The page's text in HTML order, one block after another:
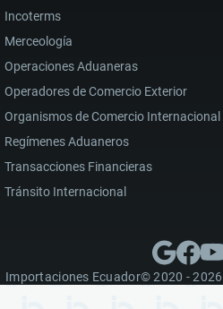
Incoterms
Merceología
Operaciones Aduaneras
Operadores de Comercio Exterior
Organismos de Comercio Internacional
Regímenes Aduaneros
Transacciones Financieras
Tránsito Internacional
Importaciones Ecuador© 2020 -